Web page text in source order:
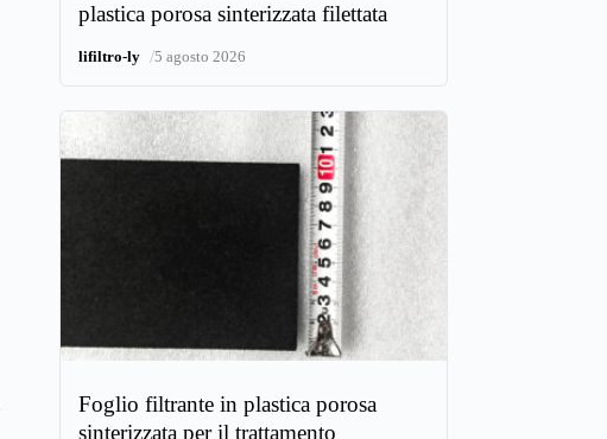
plastica porosa sinterizzata filettata
lifiltro-ly /5 agosto 2026
Foglio filtrante in plastica porosa
sinterizzata per il trattamento